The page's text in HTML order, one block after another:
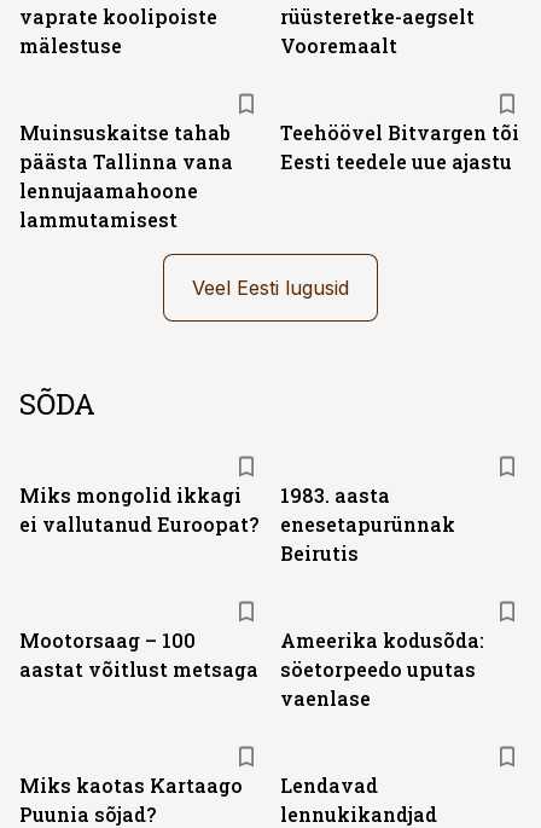
vaprate koolipoiste
mälestuse
rüüsteretke-aegselt
Vooremaalt
Muinsuskaitse tahab
päästa Tallinna vana
lennujaamahoone
lammutamisest
Teehöövel Bitvargen tõi
Eesti teedele uue ajastu
Veel Eesti lugusid
SÕDA
Miks mongolid ikkagi
ei vallutanud Euroopat?
1983. aasta
enesetapurünnak
Beirutis
Mootorsaag – 100
aastat võitlust metsaga
Ameerika kodusõda:
söetorpeedo uputas
vaenlase
Miks kaotas Kartaago
Puunia sõjad?
Lendavad
lennukikandjad